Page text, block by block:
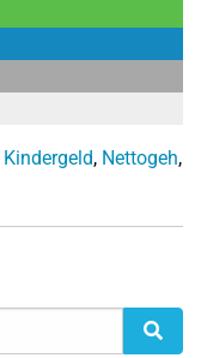
Kindergeld, Nettogeh,